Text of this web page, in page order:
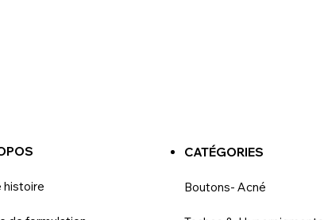
histoire
CATÉGORIES
Boutons- Acné